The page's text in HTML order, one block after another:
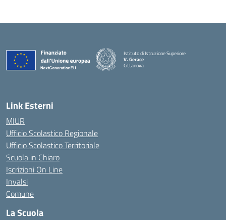
Istituto di Istruzione Superiore
V. Gerace
Cittanova
Link Esterni
MIUR
Ufficio Scolastico Regionale
Ufficio Scolastico Territoriale
Scuola in Chiaro
Iscrizioni On Line
Invalsi
Comune
La Scuola